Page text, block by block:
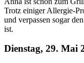
Trotz einiger Allergie-
und verpassen sogar
ist.
Dienstag, 29. Mai